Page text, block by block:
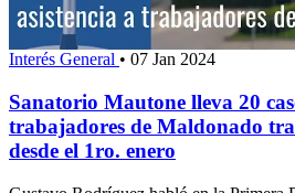
Interés General • 07 Jan 2024
Sanatorio Mautone lleva 20
trabajadores de Maldonado
desde el 1ro. enero